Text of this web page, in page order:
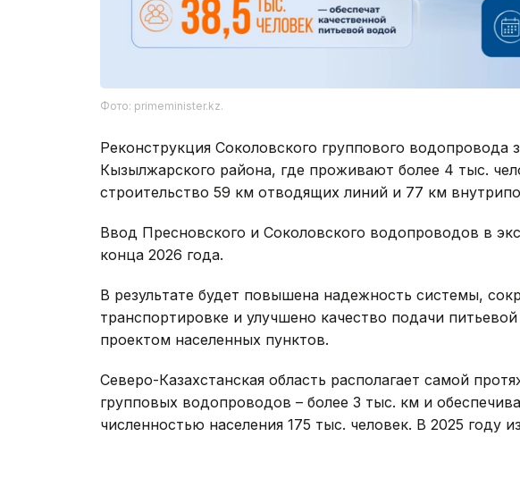
Фото: primeminister.kz.
Реконструкция Соколовского группового водопровода
Кызылжарского района, где проживают более 4 тыс.
строительство 59 км отводящих линий и 77 км
Ввод Пресновского и Соколовского водопроводов в
конца 2026 года.
В результате будет повышена надежность системы,
транспортировке и улучшено качество подачи
проектом населенных пунктов.
Северо-Казахстанская область располагает самой
групповых водопроводов – более 3 тыс. км и
численностью населения 175 тыс. человек. В 2025 году